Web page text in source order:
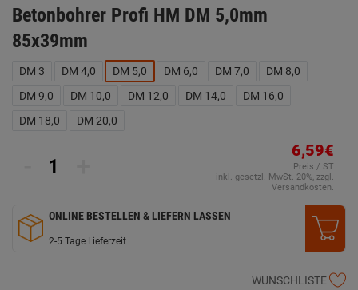
Betonbohrer Profi HM DM 5,0mm
85x39mm
DM 3 DM 4,0 DM 5,0 DM 6,0 DM 7,0
DM 8,0
DM 9,0
DM 10,0 DM 12,0 DM 14,0
DM 16,0
DM 18,0
DM 20,0
6,59€
Preis / ST
inkl. gesetzl. MwSt. 20%, zzgl.
Versandkosten.
ONLINE BESTELLEN & LIEFERN LASSEN
2-5 Tage Lieferzeit
WUNSCHLISTE